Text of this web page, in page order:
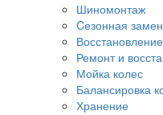
Шиномонтаж
Cезонная
Ремонт и
Мойка колес
Балансировка
Хранение